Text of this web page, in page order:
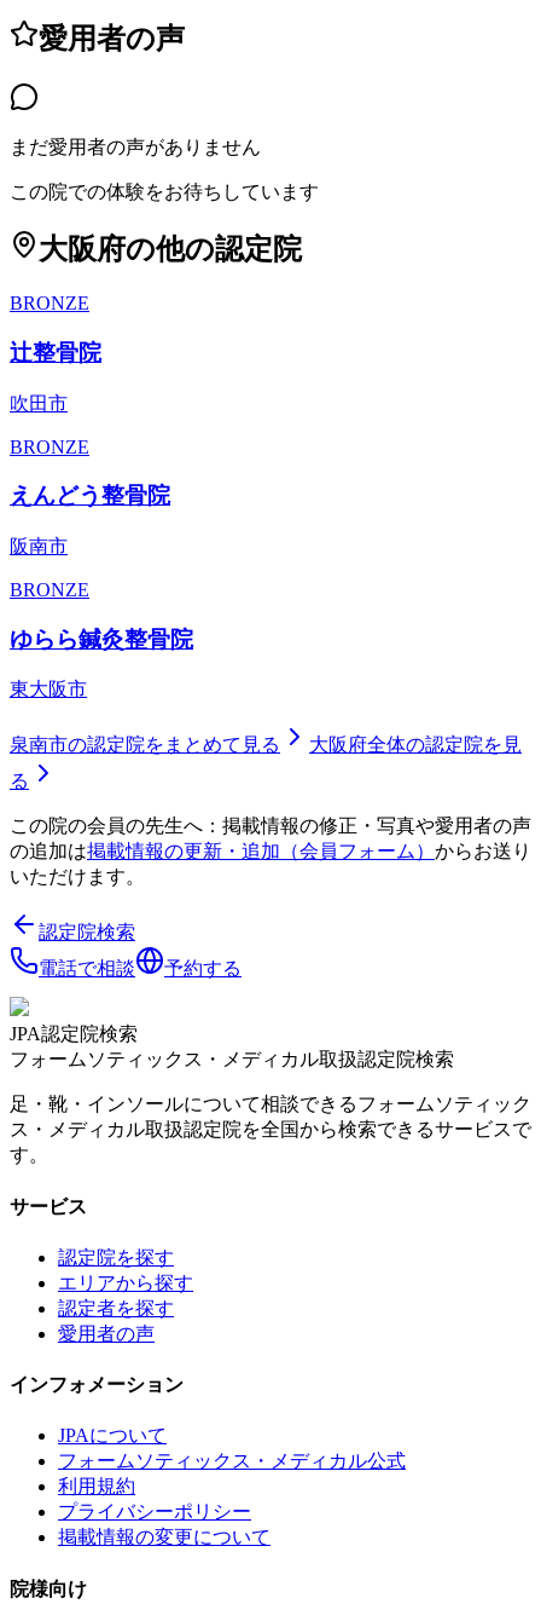
愛用者の声
まだ愛用者の声がありません
この院での体験をお待ちしています
大阪府の他の認定院
BRONZE
辻整骨院
吹田市
BRONZE
えんどう整骨院
阪南市
BRONZE
ゆらら鍼灸整骨院
東大阪市
泉南市の認定院をまとめて見る 大阪府全体の認定院を見
る
この院の会員の先生へ：掲載情報の修正・写真や愛用者の声
の追加は掲載情報の更新・追加（会員フォーム） からお送り
いただけます。
認定院検索
電話で相談
予約する
JPA認定院検索
フォームソティックス・メディカル取扱認定院検索
足・靴・インソールについて相談できるフォームソティック
ス・メディカル取扱認定院を全国から検索できるサービスで
す。
サービス
認定院を探す
エリアから探す
認定者を探す
愛用者の声
インフォメーション
JPAについて
フォームソティックス・メディカル公式
利用規約
プライバシーポリシー
掲載情報の変更について
院様向け